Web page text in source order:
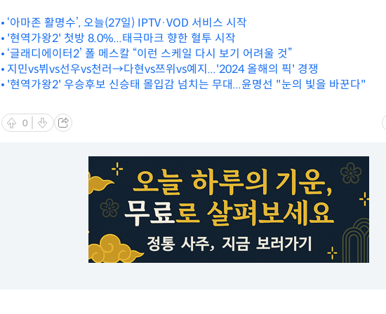
‘아마존 활명수’, 오늘(27일) IPTV·VOD 서비스 시작
'현역가왕2' 첫방 8.0%...태극마크 향한 혈투 시작
‘글래디에이터2’ 폴 메스칼 “이런 스케일 다시 보기 어려울 것”
지민vs뷔vs선우vs천러→다현vs쯔위vs예지...'2024 올해의 픽' 경쟁
'현역가왕2' 우승후보 신승태 몰입감 넘치는 무대...윤명선 "눈의 빛을 바꾼다"
0